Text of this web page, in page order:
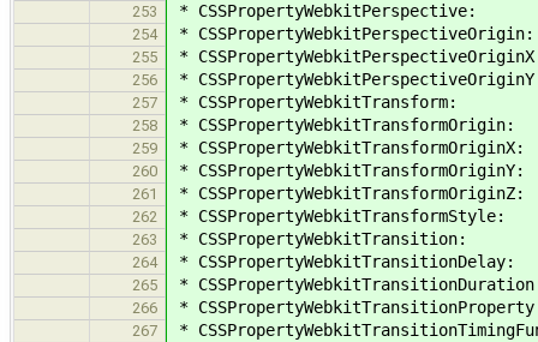
253 * CSSPropertyWebkitPerspective:
254 * CSSPropertyWebkitPerspectiveOrigin:
255 *
256 *
257 * CSSPropertyWebkitTransform:
258 * CSSPropertyWebkitTransformOrigin:
259 * CSSPropertyWebkitTransformOriginX:
260 * CSSPropertyWebkitTransformOriginY:
261 * CSSPropertyWebkitTransformOriginZ:
262 * CSSPropertyWebkitTransformStyle:
263 * CSSPropertyWebkitTransition:
264 * CSSPropertyWebkitTransitionDelay:
265 *
266 *
267 *